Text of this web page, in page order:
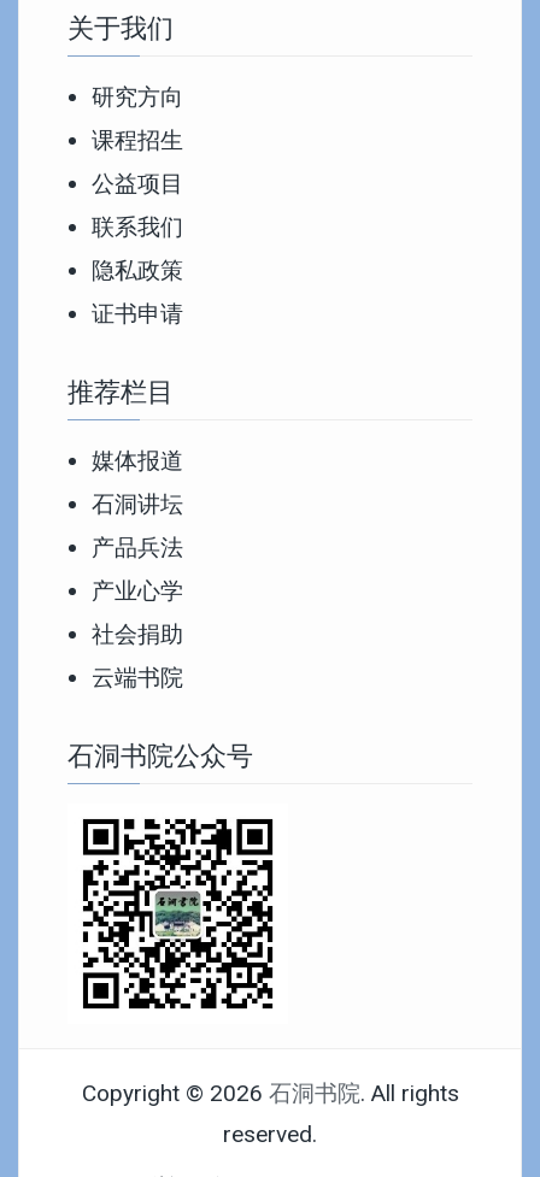
关于我们
研究方向
课程招生
公益项目
联系我们
隐私政策
证书申请
推荐栏目
媒体报道
石洞讲坛
产品兵法
产业心学
社会捐助
云端书院
石洞书院公众号
Copyright © 2026 石洞书院. All rights
reserved.